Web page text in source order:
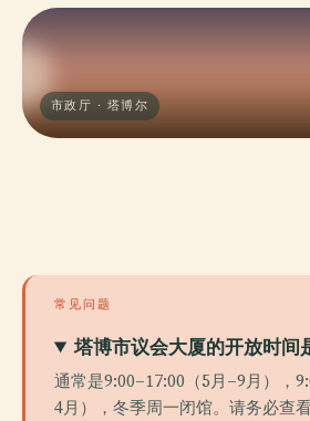
市政厅 · 塔博尔
常见问题
塔博市议会大厦的开放时间
通常是9:00–17:00（5月–9月），
4月），冬季周一闭馆。请务必查